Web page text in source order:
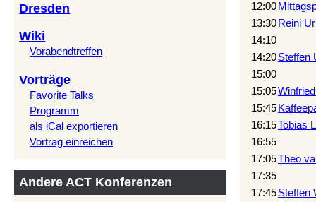
Dresden
Wiki
Vorabendtreffen
Vorträge
Favorite Talks
Programm
als iCal exportieren
Vortrag einreichen
Andere ACT Konferenzen
12:00
13:30 Reini
14:10
14:20Steffen
15:00
15:05
15:45
16:15Tobias
16:55
17:05Theo
17:35
17:45Steffen